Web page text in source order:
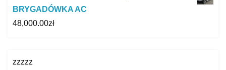
BRYGADÓWKA AC
48,000.00zł
zzzzz